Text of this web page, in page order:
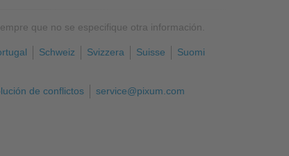
que no se especifique otra información.
Schweiz Svizzera Suisse
Suomi
de conflictos service@pixum.com